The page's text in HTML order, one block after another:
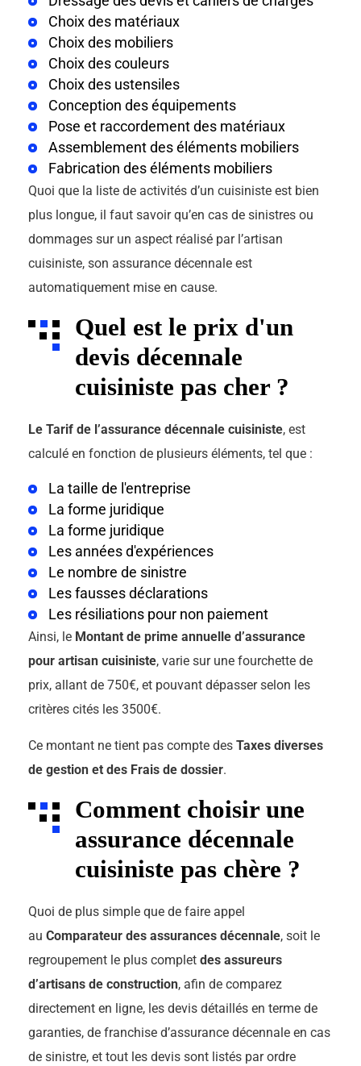
Choix des matériaux
Choix des mobiliers
Choix des couleurs
Choix des ustensiles
Conception des équipements
Pose et raccordement des matériaux
Assemblement des éléments mobiliers
Fabrication des éléments mobiliers
Quoi que la liste de activités d’un cuisiniste est bien
plus longue, il faut savoir qu’en cas de sinistres ou
dommages sur un aspect réalisé par l’artisan
cuisiniste, son assurance décennale est
automatiquement mise en cause.
Quel est le prix d'un
devis décennale
cuisiniste pas cher ?
Le Tarif de l’assurance décennale cuisiniste, est
calculé en fonction de plusieurs éléments, tel que :
La taille de l'entreprise
La forme juridique
La forme juridique
Les années d'expériences
Le nombre de sinistre
Les fausses déclarations
Les résiliations pour non paiement
Ainsi, le Montant de prime annuelle d’assurance
pour artisan cuisiniste, varie sur une fourchette de
prix, allant de 750€, et pouvant dépasser selon les
critères cités les 3500€.
Ce montant ne tient pas compte des Taxes diverses
de gestion et des Frais de dossier.
Comment choisir une
assurance décennale
cuisiniste pas chère ?
Quoi de plus simple que de faire appel
au Comparateur des assurances décennale, soit le
regroupement le plus complet des assureurs
d’artisans de construction, afin de comparez
directement en ligne, les devis détaillés en terme de
garanties, de franchise d’assurance décennale en cas
de sinistre, et tout les devis sont listés par ordre